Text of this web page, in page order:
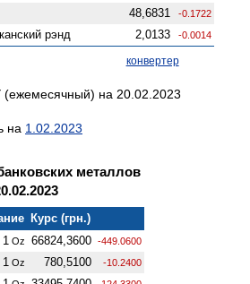
48,6831 -0.1722
рэнд 2,0133 -0.0014
конвертер
на 20.02.2023
на 1.02.2023
металлов
Курс (грн.)
1 Oz 66824,3600 -449.0600
1 Oz 780,5100 -10.2400